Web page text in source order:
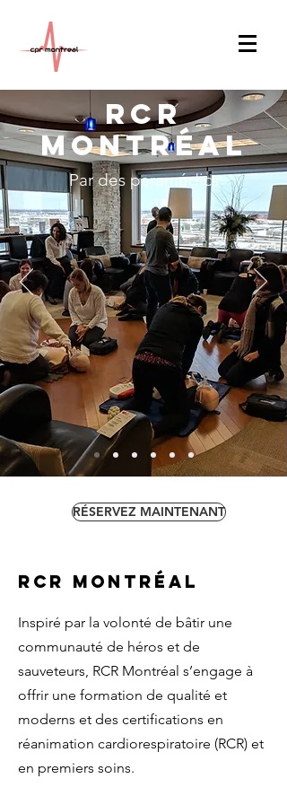
RCR
Montréal
Par des paramédics
RÉSERVEZ MAINTENANT
RCR Montréal
Inspiré par la volonté de bâtir une
communauté de héros et de
sauveteurs, RCR Montréal s’engage à
offrir une formation de qualité et
moderns et des certifications en
réanimation cardiorespiratoire (RCR) et
en premiers soins.